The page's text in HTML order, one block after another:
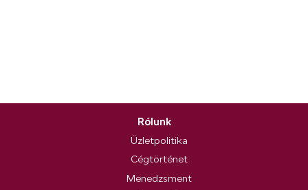
Rólunk
Üzletpolitika
Cégtörténet
Menedzsment